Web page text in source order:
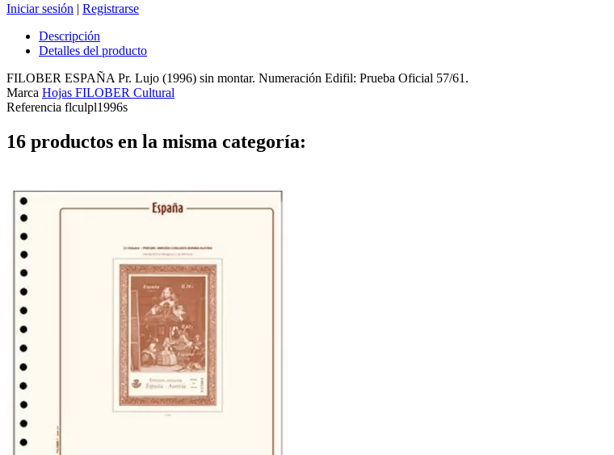
Iniciar sesión | Registrarse
Descripción
Detalles del producto
FILOBER ESPAÑA Pr. Lujo (1996) sin montar. Numeración Edifil: Prueba Oficial 57/61.
Marca Hojas FILOBER Cultural
Referencia flculpl1996s
16 productos en la misma categoría: